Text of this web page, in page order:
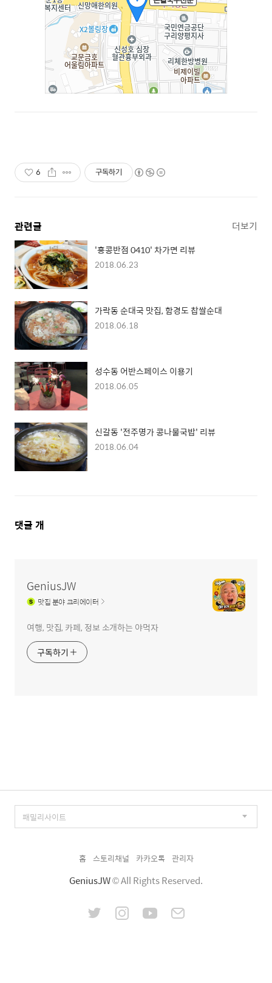
6 구독하기
관련글 더보기
'홍콩반점 0410' 차가면 리뷰
2018.06.23
가락동 순대국 맛집, 함경도 찹쌀순대
2018.06.18
성수동 어반스페이스 이용기
2018.06.05
신갈동 '전주명가 콩나물국밥' 리뷰
2018.06.04
댓
댓글 개
GeniusJW
맛집분야 크리에이터
여행, 맛집, 카페, 정보 소개하는 야먹자
구독하기
홈 스토리채널 카카오톡 관리자
GeniusJW© All Rights Reserved.